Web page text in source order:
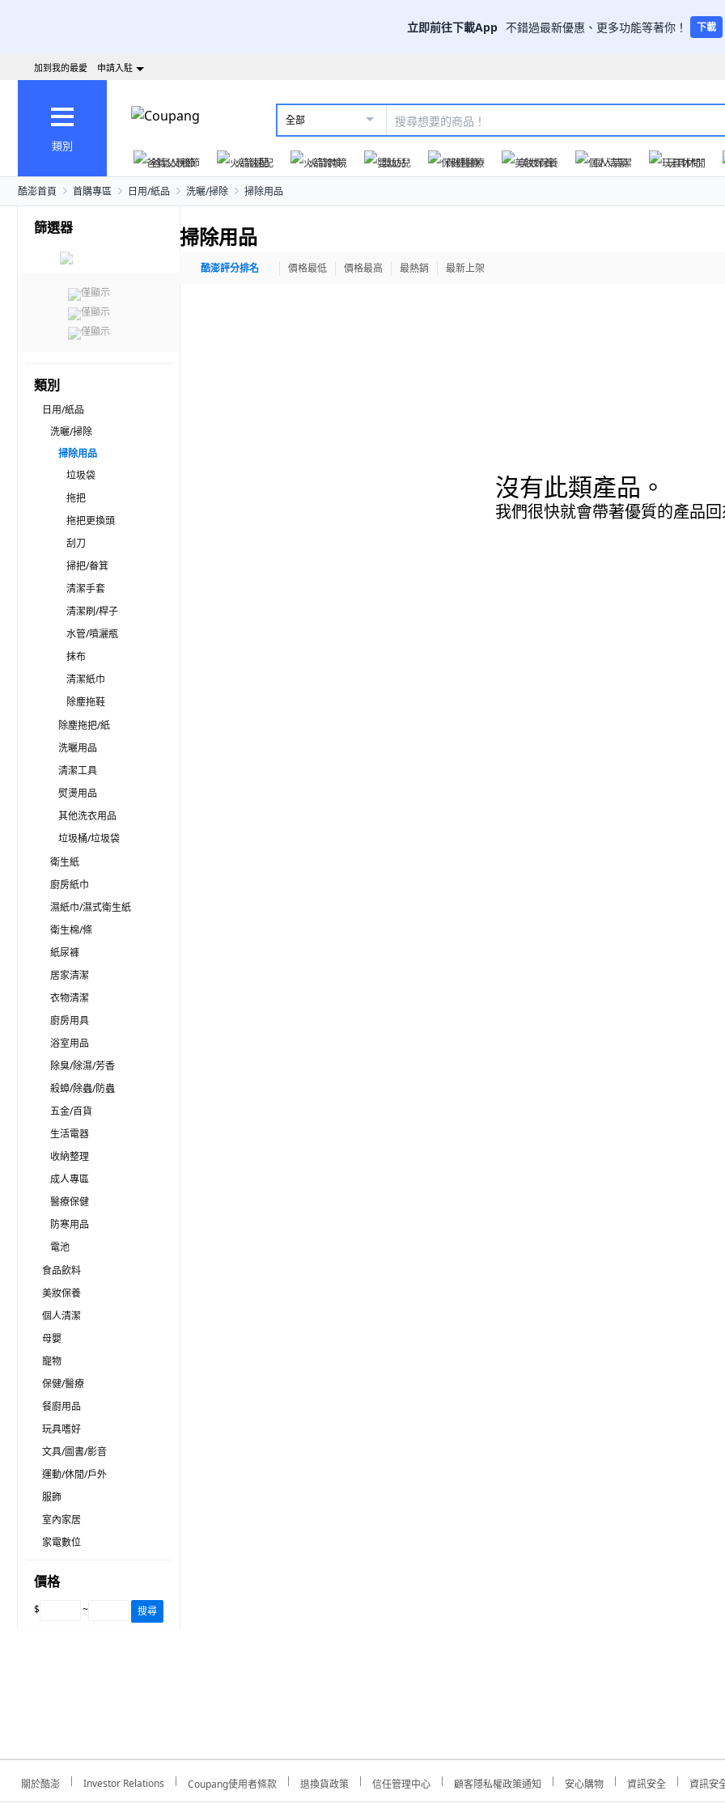
立即前往下載App 不錯過最新優惠、更多功能等著你！ 下載
加到我的最愛 申請入駐
類別
全部
爸氣父親節 火箭速配 火箭跨境 嬰幼兒 保健醫療 美妝保養 個人清潔 玩具休閒
酷澎首頁 首購專區 日用/紙品 洗曬/掃除 掃除用品
篩選器
僅顯示
僅顯示
僅顯示
類別
日用/紙品
洗曬/掃除
掃除用品
垃圾袋
拖把
拖把更換頭
刮刀
掃把/畚箕
清潔手套
清潔刷/桿子
水管/噴灑瓶
抹布
清潔紙巾
除塵拖鞋
除塵拖把/紙
洗曬用品
清潔工具
熨燙用品
其他洗衣用品
垃圾桶/垃圾袋
衛生紙
廚房紙巾
濕紙巾/濕式衛生紙
衛生棉/條
紙尿褲
居家清潔
衣物清潔
廚房用具
浴室用品
除臭/除濕/芳香
殺蟑/除蟲/防蟲
五金/百貨
生活電器
收納整理
成人專區
醫療保健
防寒用品
電池
食品飲料
美妝保養
個人清潔
母嬰
寵物
保健/醫療
餐廚用品
玩具嗜好
文具/圖書/影音
運動/休閒/戶外
服飾
室內家居
家電數位
價格
$ ~ 搜尋
掃除用品
酷澎評分排名 價格最低 價格最高 最熱銷 最新上架
沒有此類產品。
我們很快就會帶著優質的產品
關於酷澎 Investor Relations Coupang使用者條款 退換貨政策 信任管理中心 顧客隱私權政策通知 安心購物 資訊安全 資訊安